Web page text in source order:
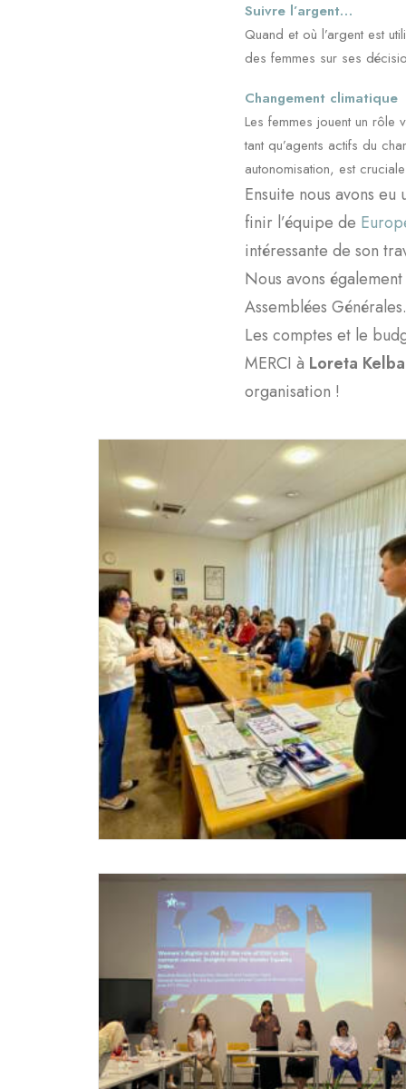
Suivre l’argent…
Quand et où l’argent est
des femmes sur ses
Changement climatique
Les femmes jouent un rôle
tant qu’agents actifs du
autonomisation, est
Ensuite nous avons
finir l’équipe de
intéressante de son
Nous avons
Assemblées Générales.
Les comptes et le
MERCI à Loreta
organisation !